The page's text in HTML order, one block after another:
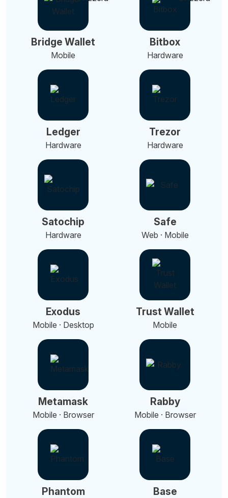
Bridge Wallet
Mobile
Bitbox
Hardware
Ledger
Hardware
Trezor
Hardware
Satochip
Hardware
Safe
Web · Mobile
Exodus
Mobile · Desktop
Trust Wallet
Mobile
Metamask
Mobile · Browser
Rabby
Mobile · Browser
Phantom Base